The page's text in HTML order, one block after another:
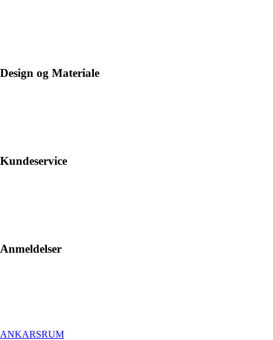
Design og Materiale
Kundeservice
Anmeldelser
ANKARSRUM